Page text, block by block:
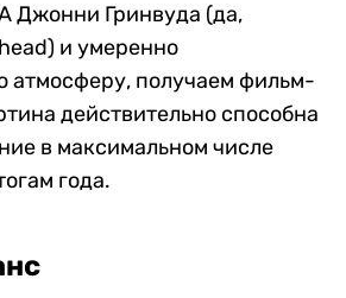
Джонни Гринвуда (да,
и умеренно
атмосферу, получаем фильм-
действительно способна
в максимальном числе
года.